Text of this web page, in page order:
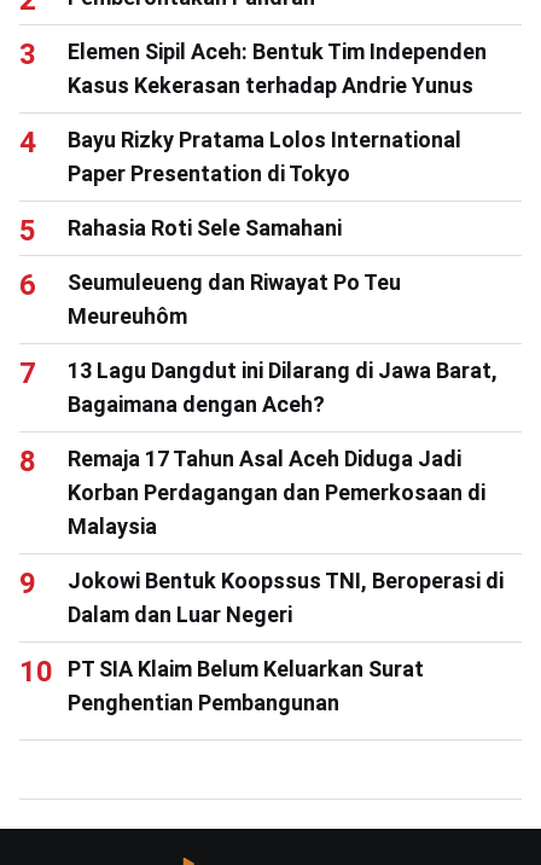
Elemen Sipil Aceh: Bentuk Tim Independen
Kasus Kekerasan terhadap Andrie Yunus
Bayu Rizky Pratama Lolos International
Paper Presentation di Tokyo
Rahasia Roti Sele Samahani
Seumuleueng dan Riwayat Po Teu
Meureuhôm
13 Lagu Dangdut ini Dilarang di Jawa Barat,
Bagaimana dengan Aceh?
Remaja 17 Tahun Asal Aceh Diduga Jadi
Korban Perdagangan dan Pemerkosaan di
Malaysia
Jokowi Bentuk Koopssus TNI, Beroperasi di
Dalam dan Luar Negeri
PT SIA Klaim Belum Keluarkan Surat
Penghentian Pembangunan